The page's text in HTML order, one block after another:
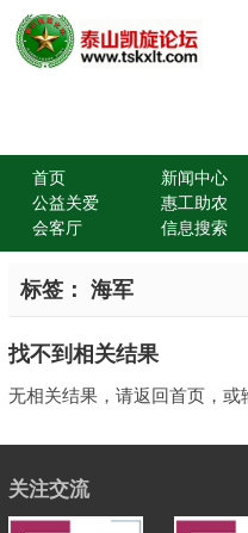
首页 新闻中心
公益关爱
惠工助农
会客厅
信息搜索
标签： 海军
找不到相关结果
无相关结果，请返回首页，或
关注交流